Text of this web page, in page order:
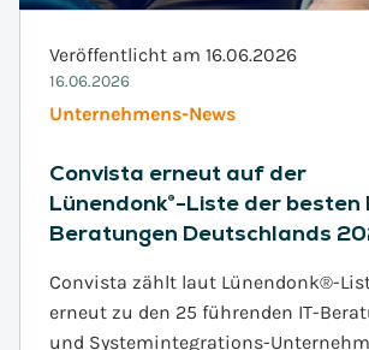
Veröffentlicht am 16.06.2026
16.06.2026
Unternehmens-News
Convista erneut auf der
Lünendonk®-Liste der besten
Beratungen Deutschlands
Convista zählt laut Lünendonk®-
erneut zu den 25 führenden IT-
und Systemintegrations-